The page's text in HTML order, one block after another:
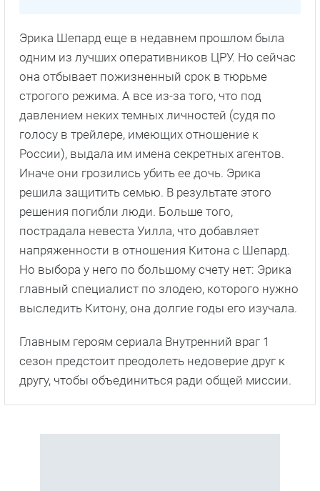
Эрика Шепард еще в недавнем прошлом была
одним из лучших оперативников ЦРУ. Но сейчас
она отбывает пожизненный срок в тюрьме
строгого режима. А все из-за того, что под
давлением неких темных личностей (судя по
голосу в трейлере, имеющих отношение к
России), выдала им имена секретных агентов.
Иначе они грозились убить ее дочь. Эрика
решила защитить семью. В результате этого
решения погибли люди. Больше того,
пострадала невеста Уилла, что добавляет
напряженности в отношения Китона с Шепард.
Но выбора у него по большому счету нет: Эрика
главный специалист по злодею, которого нужно
выследить Китону, она долгие годы его изучала.
Главным героям сериала Внутренний враг 1
сезон предстоит преодолеть недоверие друг к
другу, чтобы объединиться ради общей миссии.